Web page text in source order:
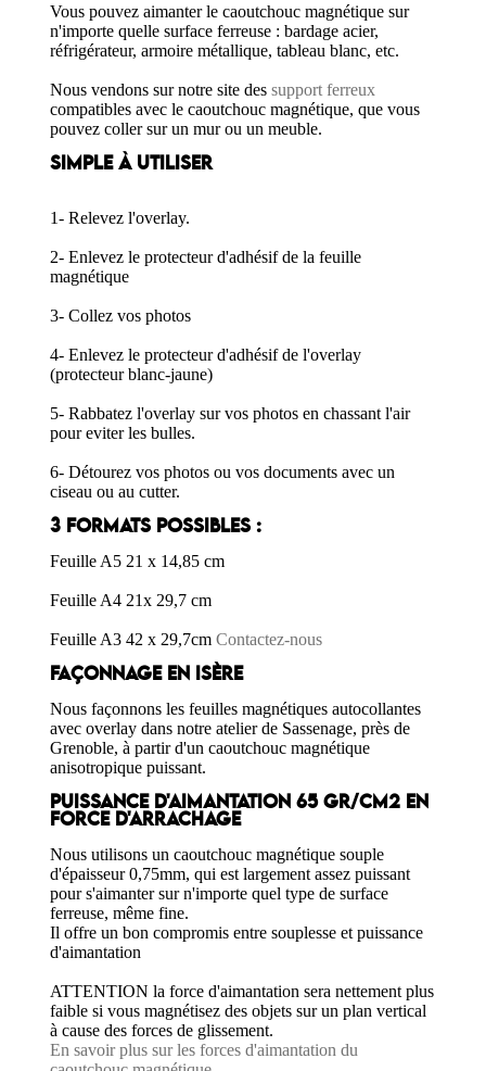
Vous pouvez aimanter le caoutchouc magnétique sur
n'importe quelle surface ferreuse : bardage acier,
réfrigérateur, armoire métallique, tableau blanc, etc.
Nous vendons sur notre site dessupport ferreux
compatibles avec le caoutchouc magnétique, que vous
pouvez coller sur un mur ou un meuble.
SIMPLE À UTILISER
1- Relevez l'overlay.
2- Enlevez le protecteur d'adhésif de la feuille
magnétique
3- Collez vos photos
4- Enlevez le protecteur d'adhésif de l'overlay
(protecteur blanc-jaune)
5- Rabbatez l'overlay sur vos photos en chassant l'air
pour eviter les bulles.
6- Détourez vos photos ou vos documents avec un
ciseau ou au cutter.
3 FORMATS POSSIBLES :
Feuille A5 21 x 14,85 cm
Feuille A4 21x 29,7 cm
Feuille A3 42 x 29,7cmContactez-nous
FAÇONNAGE EN ISÈRE
Nous façonnons les feuilles magnétiques autocollantes
avec overlay dans notre atelier de Sassenage, près de
Grenoble, à partir d'un caoutchouc magnétique
anisotropique puissant.
PUISSANCE D'AIMANTATION 65 GR/CM2 EN
FORCE D'ARRACHAGE
Nous utilisons un caoutchouc magnétique souple
d'épaisseur 0,75mm, qui est largement assez puissant
pour s'aimanter sur n'importe quel type de surface
ferreuse, même fine.
Il offre un bon compromis entre souplesse et puissance
d'aimantation
ATTENTION la force d'aimantation sera nettement plus
faible si vous magnétisez des objets sur un plan vertical
à cause des forces de glissement.
En savoir plus sur les forces d'aimantation du